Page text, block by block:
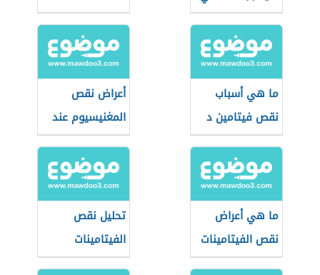
الجسم
ما هي أسباب
نقص فيتامين د
أعراض نقص
المغنيسيوم عند
النساء
ما هي أعراض
نقص الفيتامينات
تحليل نقص
الفيتامينات